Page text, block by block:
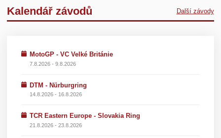
Kalendář závodů Další závody
MotoGP - VC Velké Británie
7.8.2026 - 9.8.2026
DTM - Nürburgring
14.8.2026 - 16.8.2026
TCR Eastern Europe - Slovakia Ring
21.8.2026 - 23.8.2026